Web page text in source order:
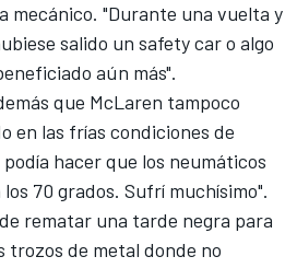
mecánico. "Durante una vuelta y
salido un safety car o algo
aún más".
que McLaren tampoco
en las frías condiciones de
hacer que los neumáticos
70 grados. Sufrí muchísimo".
rematar una tarde negra para
trozos de metal donde no